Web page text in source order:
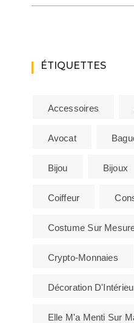
ÉTIQUETTES
Accessoires
Avocat
Bijou Bijoux
Coiffeur
Costume Sur
Crypto-Monnaies
Décoration
Elle M'a Menti Sur